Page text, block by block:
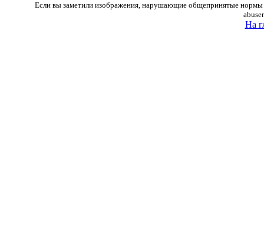
Если вы заметили изображения, нарушающие общепринятые нормы
На